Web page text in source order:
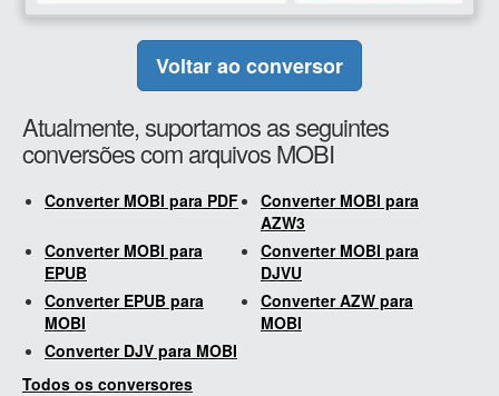
Voltar ao conversor
Atualmente, suportamos as seguintes
conversões com arquivos MOBI
Converter MOBI para PDF
Converter MOBI para
AZW3
Converter MOBI para
EPUB
Converter MOBI para
DJVU
Converter EPUB para
MOBI
Converter AZW para
MOBI
Converter DJV para MOBI
Todos os conversores